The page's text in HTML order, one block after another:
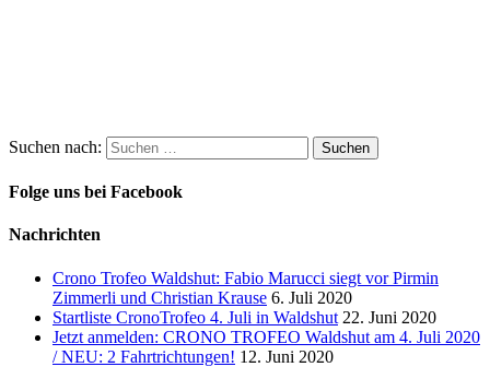
Suchen nach:
Folge uns bei Facebook
Nachrichten
Crono Trofeo Waldshut: Fabio Marucci siegt vor Pirmin
Zimmerli und Christian Krause 6. Juli 2020
Startliste CronoTrofeo 4. Juli in Waldshut 22. Juni 2020
Jetzt anmelden: CRONO TROFEO Waldshut am 4. Juli 2020
/ NEU: 2 Fahrtrichtungen! 12. Juni 2020